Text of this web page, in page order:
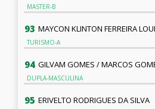
MASTER-B
93 MAYCON KLINTON FERREIRA
TURISMO-A
94 GILVAM GOMES / MARCOS
DUPLA-MASCULINA
95 ERIVELTO RODRIGUES DA SILVA